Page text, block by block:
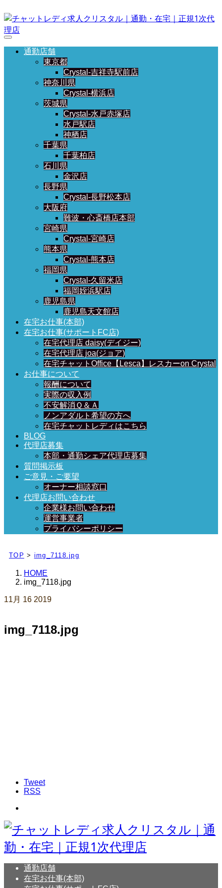
通勤店舗
東京都
Crystal-吉祥寺駅前店
神奈川県
Crystal-横浜店
茨城県
Crystal-水戸赤塚店
水戸駅店
神栖店
千葉県
千葉柏店
石川県
金沢店
長野県
Crystal-長野松本店
大阪府
難波・心斎橋店本部
宮崎県
Crystal-宮崎店
熊本県
Crystal-熊本店
福岡県
Crystal-久留米店
福岡姪浜駅店
鹿児島県
鹿児島天文館店
在宅お仕事(本部)
在宅お仕事(サポートFC店)
在宅代理店 daisy(デイジー)
在宅代理店 joa(ジョア)
在宅チャットOffice【Lesca】レスカーon Crystal
お仕事について
報酬について
実際の収入例
不安解消Ｑ＆Ａ
ノンアダルト希望の方へ
在宅チャットレディはこちら
BLOG
代理店募集
本部・通勤シェア代理店募集
質問掲示板
ご意見・ご要望
オーナー相談窓口
代理店お問い合わせ
企業様お問い合わせ
運営事業者
プライバシーポリシー
TOP > img_7118.jpg
HOME
img_7118.jpg
11月 16 2019
img_7118.jpg
Tweet
RSS
通勤店舗
在宅お仕事(本部)